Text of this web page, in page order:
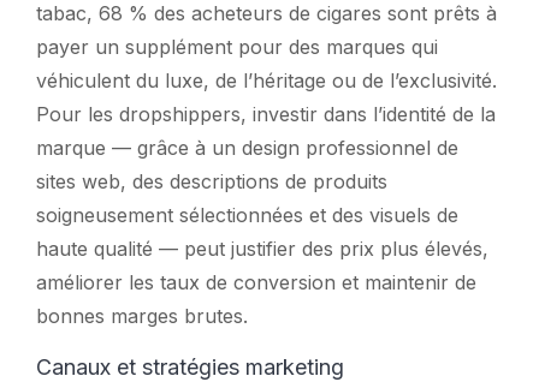
tabac, 68 % des acheteurs de cigares sont prêts à
payer un supplément pour des marques qui
véhiculent du luxe, de l’héritage ou de l’exclusivité.
Pour les dropshippers, investir dans l’identité de la
marque — grâce à un design professionnel de
sites web, des descriptions de produits
soigneusement sélectionnées et des visuels de
haute qualité — peut justifier des prix plus élevés,
améliorer les taux de conversion et maintenir de
bonnes marges brutes.
Canaux et stratégies marketing